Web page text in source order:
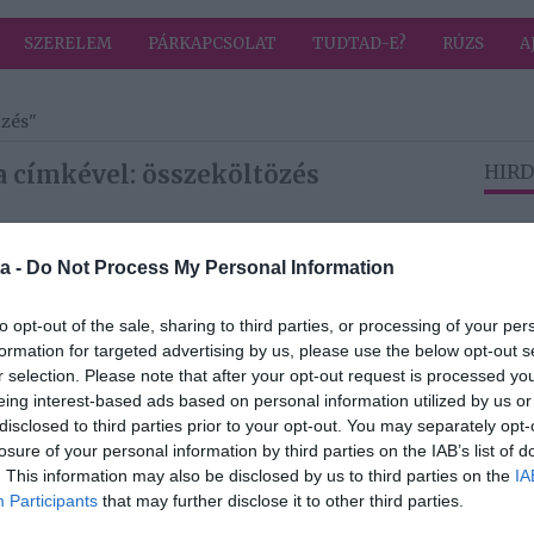
- Do Not Process My Personal Information
opt-out of the sale, sharing to third parties, or processing of your
for targeted advertising by us, please use the below opt-out
selection. Please note that after your opt-out request is processed
interest-based ads based on personal information utilized by us
to third parties prior to your opt-out. You may separately
of your personal information by third parties on the IAB’s list of
This information may also be disclosed by us to third parties on the
Participants that may further disclose it to other third parties.
SZERELEM PÁRKAPCSOLAT TUDTAD-E? RÚZS
címkével: összeköltözés
2026-04-08.
nem költözött
össze szerelmével
2025-10-15.
Miló Viki először
költözik össze egy